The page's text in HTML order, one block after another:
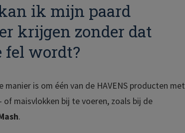
ik mijn paard
krijgen zonder dat
fel wordt?
manier is om één van de HAVENS producten met
of maisvlokken bij te voeren, zoals bij de
.